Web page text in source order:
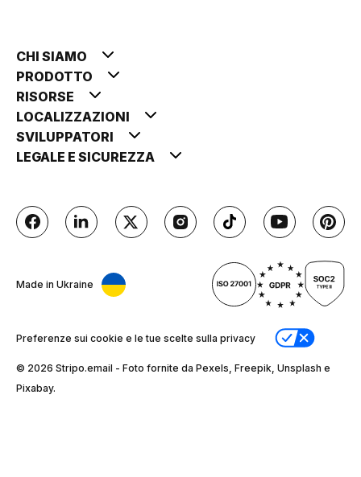
CHI SIAMO
PRODOTTO
RISORSE
LOCALIZZAZIONI
SVILUPPATORI
LEGALE E SICUREZZA
Made in Ukraine
Preferenze sui cookie e le tue scelte sulla privacy
© 2026 Stripо.email - Foto fornite da Pexels, Freepik, Unsplash e
Pixabay.